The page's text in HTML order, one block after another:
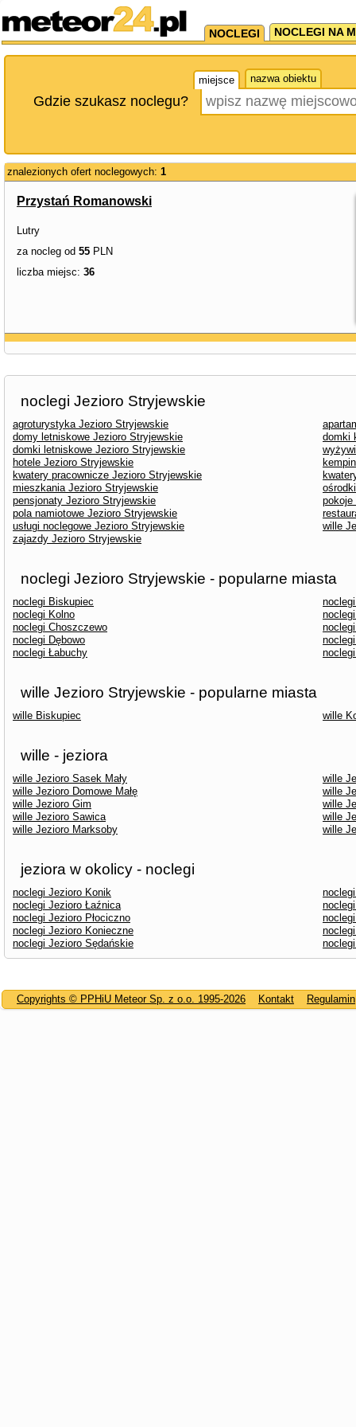
NOCLEGI NOCLEGI NA
miejsce nazwa obiektu
Gdzie szukasz noclegu?
znalezionych ofert noclegowych: 1
Przystań Romanowski
Lutry
za nocleg od 55 PLN
liczba miejsc: 36
noclegi Jezioro Stryjewskie
agroturystyka Jezioro Stryjewskie
domy letniskowe Jezioro Stryjewskie
domki
domki letniskowe Jezioro Stryjewskie
hotele Jezioro Stryjewskie
kwatery pracownicze Jezioro Stryjewskie
mieszkania Jezioro Stryjewskie
pensjonaty Jezioro Stryjewskie
pokoje
pola namiotowe Jezioro Stryjewskie
usługi noclegowe Jezioro Stryjewskie
wille
zajazdy Jezioro Stryjewskie
noclegi Jezioro Stryjewskie - popularne miasta
noclegi Biskupiec
noclegi Kolno
noclegi Choszczewo
noclegi Dębowo
noclegi Łabuchy
wille Jezioro Stryjewskie - popularne miasta
wille Biskupiec wille
wille - jeziora
wille Jezioro Sasek Mały
wille
wille Jezioro Domowe Małę
wille
wille Jezioro Gim
wille
wille Jezioro Sawica
wille
wille Jezioro Marksoby
wille
jeziora w okolicy - noclegi
noclegi Jezioro Konik
noclegi Jezioro Łaźnica
noclegi Jezioro Płociczno
noclegi Jezioro Konieczne
noclegi Jezioro Sędańskie
Copyrights © PPHiU Meteor Sp. z o.o. 1995-2026 Kontakt Regulamin